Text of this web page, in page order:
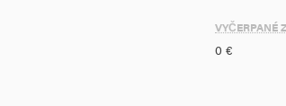
– 166,00. Celková dĺžka
VYČERPANÉ
0 €